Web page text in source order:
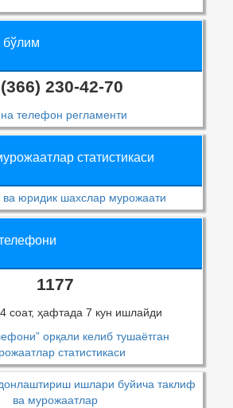
230-42-70
телефон регламенти
статистикаси
юридик шахслар мурожаати
1177
соат, ҳафтада 7 кун ишлайди
орқали келиб тушаётган
статистикаси
ишлари буйича таклиф
ва мурожаатлар